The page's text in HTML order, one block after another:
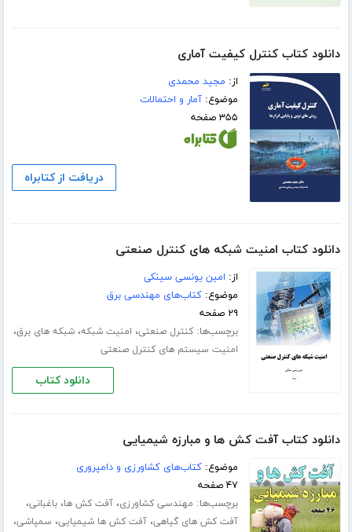
دانلود کتاب کنترل کیفیت آماری
از: مجید محمدی
موضوع:آمار و احتمالات
۳۵۵ صفحه
دریافت از کتابراه
دانلود کتاب امنیت شبکه های کنترل صنعتی
از: امین یونسی سینکی
موضوع:کتاب‌های مهندسی برق
۲۹ صفحه
برچسب‌ها:کنترل صنعتی، امنیت شبکه،شبکه های برق،
امنیت سیستم های کنترل صنعتی
دانلود کتاب
دانلود کتاب آفت کش ها و مبارزه شیمیایی
موضوع:کتاب‌های کشاورزی و دامپروری
۴۷ صفحه
برچسب‌ها: مهندسی کشاورزی،آفت کش ها،باغبانی،
آفت کش های گیاهی،آفت کش ها شیمیایی، سمپاشی،